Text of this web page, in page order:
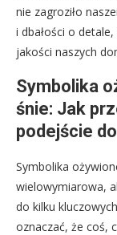
nie zagroziło
i dbałości o
jakości naszych
Symbolika
śnie: Jak
podejście
Symbolika
wielowymiarowa,
do kilku
oznaczać, że coś,